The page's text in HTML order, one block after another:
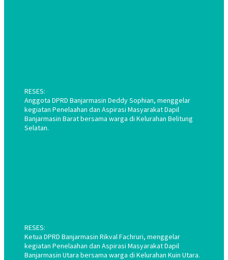
RESES:
Anggota DPRD Banjarmasin Deddy Sophian, menggelar
kegiatan Penelaahan dan Aspirasi Masyarakat Dapil
Banjarmasin Barat bersama warga di Kelurahan Belitung
Selatan.
RESES:
Ketua DPRD Banjarmasin Rikval Fachruri, menggelar
kegiatan Penelaahan dan Aspirasi Masyarakat Dapil
Banjarmasin Utara bersama warga di Kelurahan Kuin Utara.